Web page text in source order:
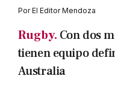
PorEl Editor Mendoza
Rugby. Con dos
tienen equipo
Australia